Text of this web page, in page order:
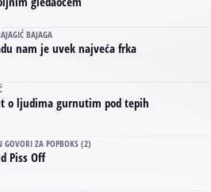
BAJAGA
nam je uvek najveća frka
o ljudima gurnutim pod tepih
GOVORI ZA POPBOKS (2)
Piss Off